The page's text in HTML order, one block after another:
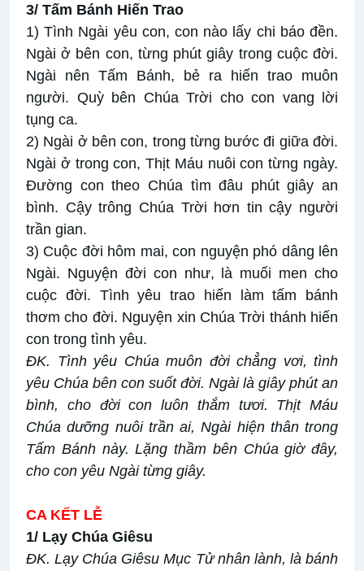
3/ Tấm Bánh Hiến Trao
1) Tình Ngài yêu con, con nào lấy chi báo đền.
Ngài ở bên con, từng phút giây trong cuộc đời.
Ngài nên Tấm Bánh, bẻ ra hiến trao muôn
người. Quỳ bên Chúa Trời cho con vang lời
tụng ca.
2) Ngài ở bên con, trong từng bước đi giữa đời.
Ngài ở trong con, Thịt Máu nuôi con từng ngày.
Đường con theo Chúa tìm đâu phút giây an
bình. Cậy trông Chúa Trời hơn tin cậy người
trần gian.
3) Cuộc đời hôm mai, con nguyện phó dâng lên
Ngài. Nguyện đời con như, là muối men cho
cuộc đời. Tình yêu trao hiến làm tấm bánh
thơm cho đời. Nguyện xin Chúa Trời thánh hiến
con trong tình yêu.
ĐK. Tình yêu Chúa muôn đời chẳng vơi, tình
yêu Chúa bên con suốt đời. Ngài là giây phút an
bình, cho đời con luôn thắm tươi. Thịt Máu
Chúa dưỡng nuôi trần ai, Ngài hiện thân trong
Tấm Bánh này. Lặng thầm bên Chúa giờ đây,
cho con yêu Ngài từng giây.
CA KẾT LỄ
1/ Lạy Chúa Giêsu
ĐK. Lạy Chúa Giêsu Mục Tử nhân lành, là bánh